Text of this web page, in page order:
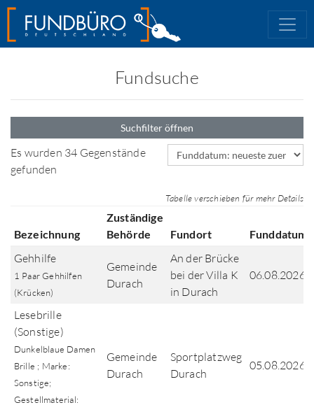
Fundsuche
Suchfilter öffnen
Es wurden 34 Gegenstände
gefunden
Sortierfeld
Tabelle verschieben für mehr Details
Bezeichnung
Zuständige
Behörde
Fundort Funddatum
Gehhilfe
1 Paar Gehhilfen
(Krücken)
Gemeinde
Durach
An der Brücke
bei der Villa K
in Durach
06.08.2026
Lesebrille
(Sonstige)
Dunkelblaue Damen
Brille ; Marke:
Sonstige;
Gestellmaterial:
Gemeinde
Durach
Sportplatzweg
Durach
05.08.2026